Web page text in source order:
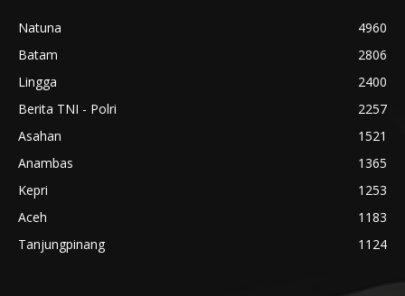
Natuna
4960
Batam
2806
Lingga
2400
Berita TNI - Polri
2257
Asahan
1521
Anambas
1365
Kepri
1253
Aceh
1183
Tanjungpinang
1124